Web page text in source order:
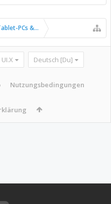
PCs & Pads
Deutsch [Du]
Nutzungsbedingungen